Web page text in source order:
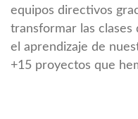
equipos directivos
transformar las clases
el aprendizaje de
+15 proyectos que